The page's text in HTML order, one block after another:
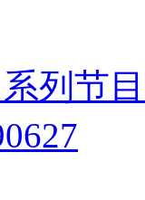
系列